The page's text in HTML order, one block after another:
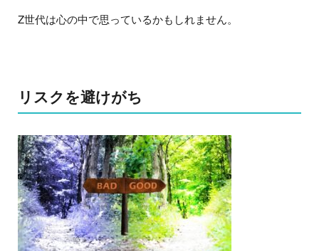
Z世代は心の中で思っているかもしれません。
リスクを避けがち